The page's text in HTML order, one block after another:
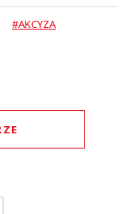
#AKCYZA